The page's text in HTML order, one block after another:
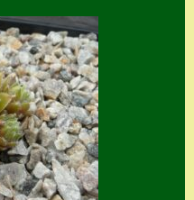
Impressum
Kasse
Kontakt
Mein Konto
Naturformen
S. x nixonii